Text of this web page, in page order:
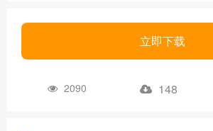
立即下载
2090 148